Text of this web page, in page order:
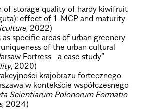
of sto­rage quality of hardy kiwi­fruit
effect of 1-MCP and matu­rity
, 2022)
as spe­ci­fic areas of urban gre­enery
of the urban cul­tu­ral
For­tres­s—a case study”
, 2020)
kra­jo­brazu for­tecz­nego
w kon­tek­ście współ­cze­snego
Scien­tia­rum Polo­no­rum For­ma­tio
, 2024)